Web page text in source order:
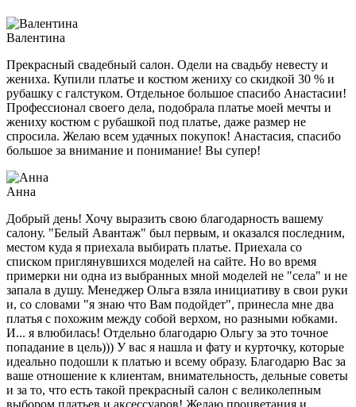
Валентина
Прекрасный свадебный салон. Одели на свадьбу невесту и
жениха. Купили платье и костюм жениху со скидкой 30 % и
рубашку с галстуком. Отдельное большое спасибо Анастасии!
Профессионал своего дела, подобрала платье моей мечты и
жениху костюм с рубашкой под платье, даже размер не
спросила. Желаю всем удачных покупок! Анастасия, спасибо
большое за внимание и понимание! Вы супер!
Анна
Добрый день! Хочу выразить свою благодарность вашему
салону. "Белый Авантаж" был первым, и оказался последним,
местом куда я приехала выбирать платье. Приехала со
списком приглянувшихся моделей на сайте. Но во время
примерки ни одна из выбранных мной моделей не "села" и не
запала в душу. Менеджер Ольга взяла инициативу в свои руки
и, со словами "я знаю что Вам подойдет", принесла мне два
платья с похожим между собой верхом, но разными юбками.
И... я влюбилась! Отдельно благодарю Ольгу за это точное
попадание в цель))) У вас я нашла и фату и курточку, которые
идеально подошли к платью и всему образу. Благодарю Вас за
ваше отношение к клиентам, внимательность, дельные советы
и за то, что есть такой прекрасный салон с великолепным
выбором платьев и аксессуаров! Желаю процветания и